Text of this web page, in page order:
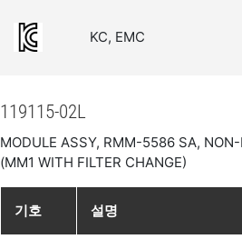
KC, EMC
119115-02L
MODULE ASSY, RMM-5586 SA,
(MM1 WITH FILTER CHANGE)
기호 설명